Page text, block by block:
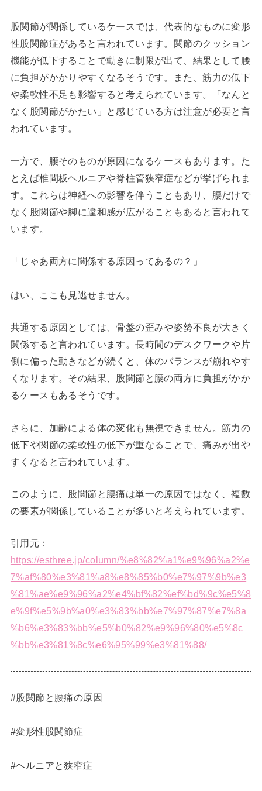
股関節が関係しているケースでは、代表的なものに変形
性股関節症があると言われています。関節のクッション
機能が低下することで動きに制限が出て、結果として腰
に負担がかかりやすくなるそうです。また、筋力の低下
や柔軟性不足も影響すると考えられています。「なんと
なく股関節がかたい」と感じている方は注意が必要と言
われています。
一方で、腰そのものが原因になるケースもあります。た
とえば椎間板ヘルニアや脊柱管狭窄症などが挙げられま
す。これらは神経への影響を伴うこともあり、腰だけで
なく股関節や脚に違和感が広がることもあると言われて
います。
「じゃあ両方に関係する原因ってあるの？」
はい、ここも見逃せません。
共通する原因としては、骨盤の歪みや姿勢不良が大きく
関係すると言われています。長時間のデスクワークや片
側に偏った動きなどが続くと、体のバランスが崩れやす
くなります。その結果、股関節と腰の両方に負担がかか
るケースもあるそうです。
さらに、加齢による体の変化も無視できません。筋力の
低下や関節の柔軟性の低下が重なることで、痛みが出や
すくなると言われています。
このように、股関節と腰痛は単一の原因ではなく、複数
の要素が関係していることが多いと考えられています。
引用元：
https://esthree.jp/column/%e8%82%a1%e9%96%a2%e
7%af%80%e3%81%a8%e8%85%b0%e7%97%9b%e3
%81%ae%e9%96%a2%e4%bf%82%ef%bd%9c%e5%8
e%9f%e5%9b%a0%e3%83%bb%e7%97%87%e7%8a
%b6%e3%83%bb%e5%b0%82%e9%96%80%e5%8c
%bb%e3%81%8c%e6%95%99%e3%81%88/
#股関節と腰痛の原因
#変形性股関節症
#ヘルニアと狭窄症